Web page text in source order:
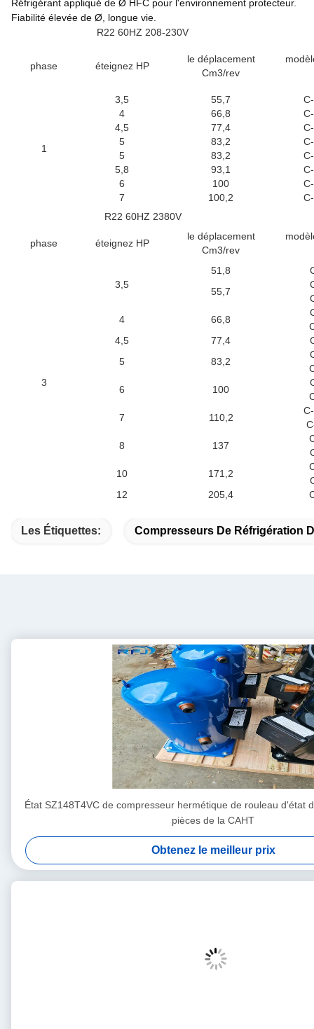
Réfrigérant appliqué de Ø HFC pour l'environnement protecteur.
Fiabilité élevée de Ø, longue vie.
R22 60HZ 208-230V
phase éteignez HP
le déplacement
Cm3/rev
1
3,5 55,7
4
66,8
4,5
77,4
5
83,2
5
83,2
5,8
93,1
6
100
7
100,2
R22 60HZ 2380V
phase éteignez HP
le déplacement
Cm3/rev
3
3,5
51,8
55,7
4
66,8
4,5
77,4
5
83,2
6
100
7
110,2
8
137
10
171,2
12
205,4
Les Étiquettes: Compresseurs De Réfrigération
État SZ148T4VC de compresseur hermétique de rouleau d'état
pièces de la CAHT
Obtenez le meilleur prix